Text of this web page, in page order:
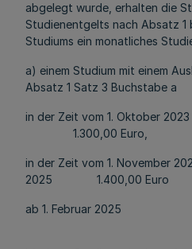
abgelegt wurde, erhalten die
Studienentgelts nach Absatz 1
Studiums ein monatliches
a) einem Studium mit einem
Absatz 1 Satz 3 Buchstabe a
in der Zeit vom 1. Oktober
1.300,00 Euro,
in der Zeit vom 1. November
2025 1.400,00 Euro
ab 1. Februar 2025